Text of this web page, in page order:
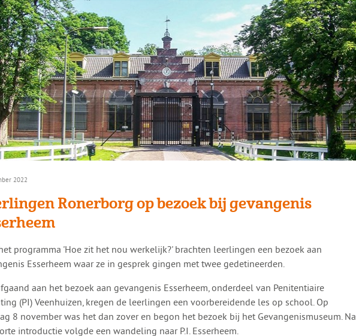
2022
Ronerborg op bezoek bij gevangenis
programma 'Hoe zit het nou werkelijk?' brachten leerlingen een bezoek aan
Esserheem waar ze in gesprek gingen met twee gedetineerden.
aan het bezoek aan gevangenis Esserheem, onderdeel van Penitentiaire
(PI) Veenhuizen, kregen de leerlingen een voorbereidende les op school. Op
8 november was het dan zover en begon het bezoek bij het Gevangenismuseum. Na
introductie volgde een wandeling naar P.I. Esserheem.